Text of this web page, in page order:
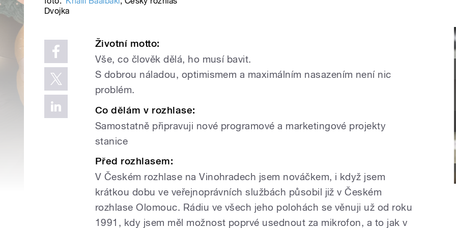
Dvojka
Životní motto:
Vše, co člověk dělá, ho musí bavit.
S dobrou náladou, optimismem a maximálním nasazením není nic
problém.
Co dělám v rozhlase:
Samostatně připravuji nové programové a marketingové projekty
stanice
Před rozhlasem:
V Českém rozhlase na Vinohradech jsem nováčkem, i když jsem
krátkou dobu ve veřejnoprávních službách působil již v Českém
rozhlase Olomouc. Rádiu ve všech jeho polohách se věnuji už od roku
1991, kdy jsem měl možnost poprvé usednout za mikrofon, a to jak v